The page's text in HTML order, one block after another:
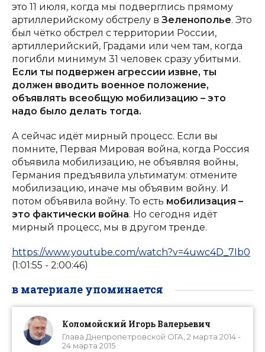
это 11 июля, когда мы подверглись прямому
артиллерийскому обстрелу в Зеленополье. Это
был чётко обстрел с территории России,
артиллерийский, Градами или чем там, когда
погибли минимум 31 человек сразу убитыми.
Если ты подвержен агрессии извне, ты
должен вводить военное положение,
объявлять всеобщую мобилизацию – это
надо было делать тогда.
А сейчас идёт мирный процесс. Если вы
помните, Первая Мировая война, когда Россия
объявила мобилизацию, не объявляя войны,
Германия предъявила ультиматум: отмените
мобилизацию, иначе мы объявим войну. И
потом объявила войну. То есть мобилизация –
это фактически война. Но сегодня идёт
мирный процесс, мы в другом тренде.
https://www.youtube.com/watch?v=4uwc4D_7Ib0
(1:01:55 - 2:00:46)
в материале упоминается
Коломойский Игорь Валерьевич
Глава Днепропетровской ОГА, 2 марта 2014 -
24 марта 2015